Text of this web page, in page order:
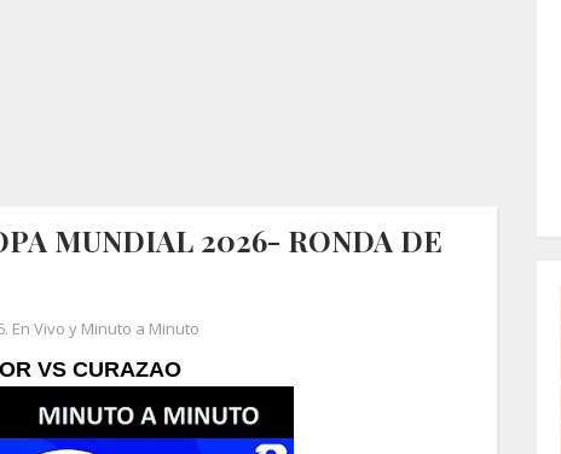
MUNDIAL 2026- RONDA DE
En Vivo y Minuto a Minuto
VS CURAZAO